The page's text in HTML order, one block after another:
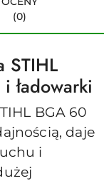
(0)
STIHL
ładowarki
BGA 60
daje
i